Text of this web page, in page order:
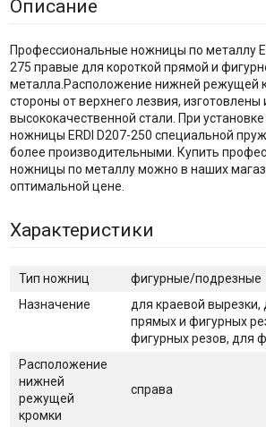
Описание
Профессиональные ножницы по металлу
275 правые для короткой прямой и
металла.Расположение нижней режущей
стороны от верхнего лезвия, изготовлены
высококачественной стали. При
ножницы ERDI D207-250 специальной
более производительными. Купить
ножницы по металлу можно в наших
оптимальной цене.
Характеристики
Тип ножниц
фигурные/подрезные
Назначение
для краевой вырезки,
прямых и фигурных
фигурных резов, для
Расположение
нижней
режущей
кромки
справа